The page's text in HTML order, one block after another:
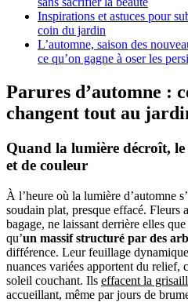
Inspirations et astuces pour
coin du jardin
L’automne, saison des
ce qu’on gagne à oser les
Parures d’automne :
changent tout au
Quand la lumière décroît, le
et de couleur
À l’heure où la lumière d’automne
soudain plat, presque effacé. Fleurs
bagage, ne laissant derrière elles
qu’un massif structuré par des
différence. Leur feuillage
nuances variées apportent du relief,
soleil couchant. Ils effacent la
accueillant, même par jours de